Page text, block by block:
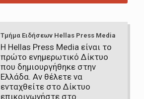
Τμήμα Ειδήσεων Hellas Press Media
Η Hellas Press Media είναι το
πρώτο ενημερωτικό Δίκτυο
που δημιουργήθηκε στην
Ελλάδα. Αν θέλετε να
ενταχθείτε στο Δίκτυο
επικοινωνήστε στο